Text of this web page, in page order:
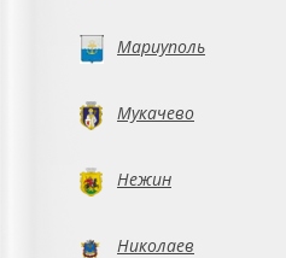
Мариуполь
Мукачево
Нежин
Николаев